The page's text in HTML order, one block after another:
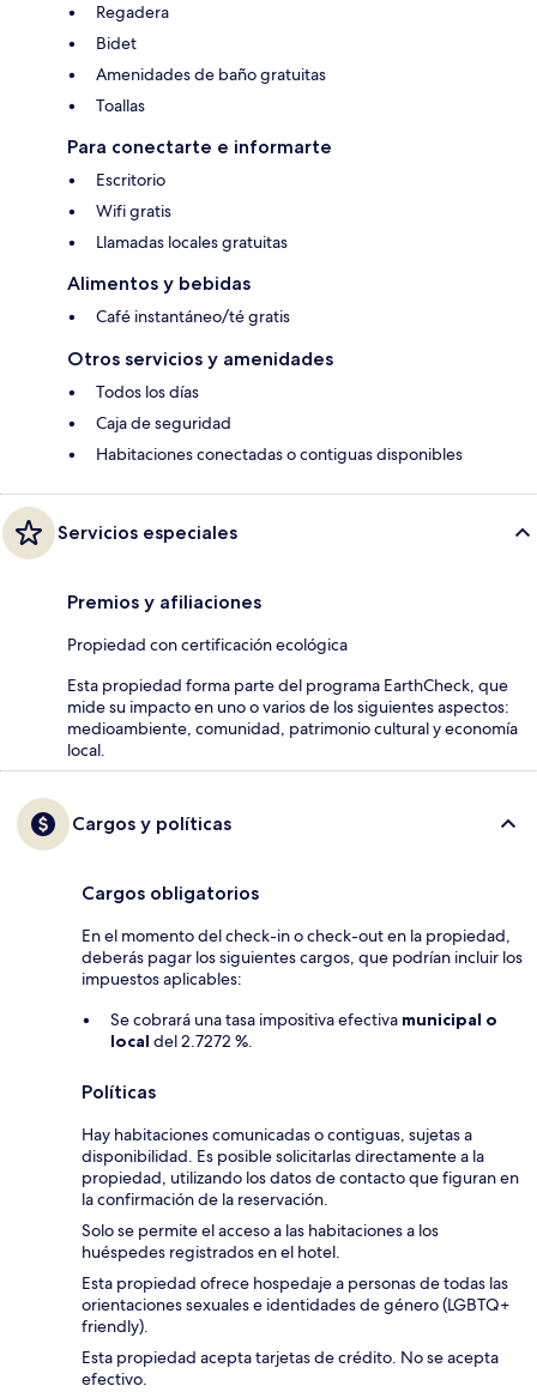
Regadera
Bidet
Amenidades de baño gratuitas
Toallas
Para conectarte e informarte
Escritorio
Wifi gratis
Llamadas locales gratuitas
Alimentos y bebidas
Café instantáneo/té gratis
Otros servicios y amenidades
Todos los días
Caja de seguridad
Habitaciones conectadas o contiguas disponibles
Servicios especiales
Premios y afiliaciones
Propiedad con certificación ecológica
Esta propiedad forma parte del programa EarthCheck, que
mide su impacto en uno o varios de los siguientes aspectos:
medioambiente, comunidad, patrimonio cultural y economía
local.
Cargos y políticas
Cargos obligatorios
En el momento del check-in o check-out en la propiedad,
deberás pagar los siguientes cargos, que podrían incluir los
impuestos aplicables:
Se cobrará una tasa impositiva efectiva municipal o
local del 2.7272 %.
Políticas
Hay habitaciones comunicadas o contiguas, sujetas a
disponibilidad. Es posible solicitarlas directamente a la
propiedad, utilizando los datos de contacto que figuran en
la confirmación de la reservación.
Solo se permite el acceso a las habitaciones a los
huéspedes registrados en el hotel.
Esta propiedad ofrece hospedaje a personas de todas las
orientaciones sexuales e identidades de género (LGBTQ+
friendly).
Esta propiedad acepta tarjetas de crédito. No se acepta
efectivo.